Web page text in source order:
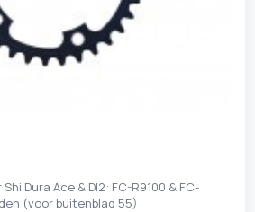
Dura Ace & DI2: FC-R9100 & FC-
(voor buitenblad 55)